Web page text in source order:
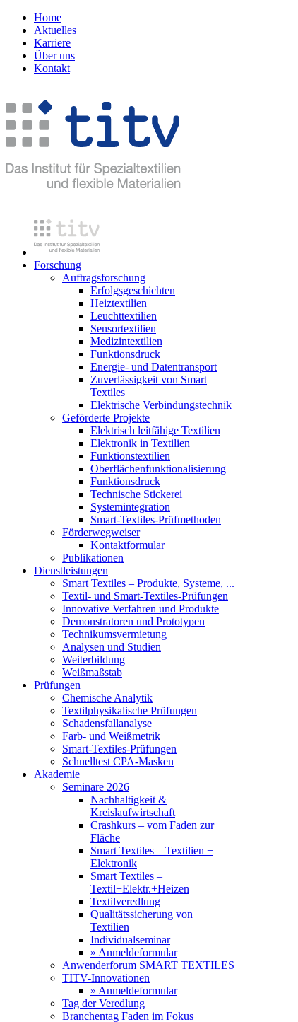
Home
Aktuelles
Karriere
Über uns
Kontakt
Forschung
Auftragsforschung
Erfolgsgeschichten
Heiztextilien
Leuchttextilien
Sensortextilien
Medizintextilien
Funktionsdruck
Energie- und Datentransport
Zuverlässigkeit von Smart
Textiles
Elektrische Verbindungstechnik
Geförderte Projekte
Elektrisch leitfähige Textilien
Elektronik in Textilien
Funktionstextilien
Oberflächenfunktionalisierung
Funktionsdruck
Technische Stickerei
Systemintegration
Smart-Textiles-Prüfmethoden
Förderwegweiser
Kontaktformular
Publikationen
Dienstleistungen
Smart Textiles – Produkte, Systeme, ...
Textil- und Smart-Textiles-Prüfungen
Innovative Verfahren und Produkte
Demonstratoren und Prototypen
Technikumsvermietung
Analysen und Studien
Weiterbildung
Weißmaßstab
Prüfungen
Chemische Analytik
Textilphysikalische Prüfungen
Schadensfallanalyse
Farb- und Weißmetrik
Smart-Textiles-Prüfungen
Schnelltest CPA-Masken
Akademie
Seminare 2026
Nachhaltigkeit &
Kreislaufwirtschaft
Crashkurs – vom Faden zur
Fläche
Smart Textiles – Textilien +
Elektronik
Smart Textiles –
Textil+Elektr.+Heizen
Textilveredlung
Qualitätssicherung von
Textilien
Individualseminar
» Anmeldeformular
Anwenderforum SMART TEXTILES
TITV-Innovationen
» Anmeldeformular
Tag der Veredlung
Branchentag Faden im Fokus